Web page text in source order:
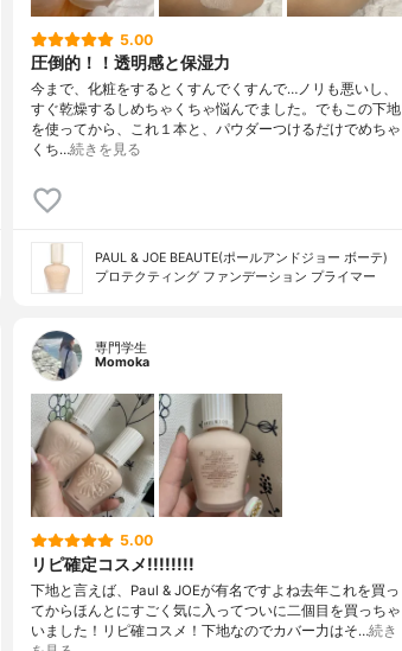
5.00
圧倒的！！透明感と保湿力
今まで、化粧をするとくすんでくすんで…ノリも悪いし、
すぐ乾燥するしめちゃくちゃ悩んでました。でもこの下地
を使ってから、これ１本と、パウダーつけるだけでめちゃ
くち…続きを見る
PAUL & JOE BEAUTE(ポールアンドジョー ボーテ)
プロテクティング ファンデーション プライマー
専門学生
Momoka
5.00
リピ確定コスメ!!!!!!!!
下地と言えば、Paul & JOEが有名ですよね去年これを買っ
てからほんとにすごく気に入ってついに二個目を買っちゃ
いました！リピ確コスメ！下地なのでカバー力はそ…続き